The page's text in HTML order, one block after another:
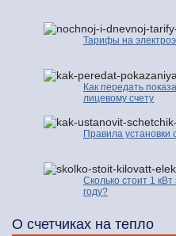
Тарифы на
Как передать
лицевому счету
Правила установки
Сколько стоит 1 кВт
году?
О счетчиках на тепло